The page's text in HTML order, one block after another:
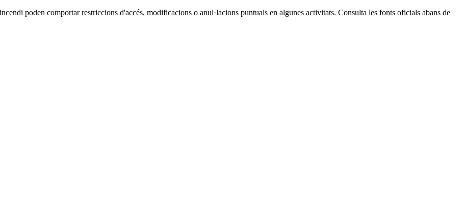
poden comportar restriccions d'accés, modificacions o anul·lacions puntuals en algunes activitats. Consulta les fonts oficials abans de